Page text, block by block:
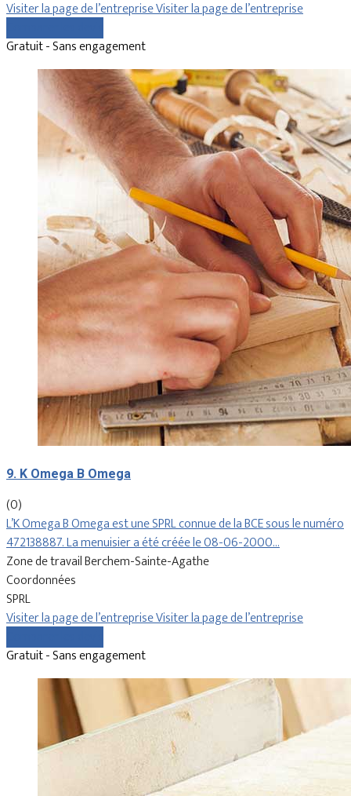
Visiter la page de l’entrepriseVisiter la page de l’entreprise
Gratuit - Sans engagement
9. K Omega B Omega
(0)
L’K Omega B Omega est une SPRL connue de la BCE sous le numéro
472138887. La menuisier a été créée le 08-06-2000…
Zone de travail Berchem-Sainte-Agathe
Coordonnées
SPRL
Visiter la page de l’entrepriseVisiter la page de l’entreprise
Gratuit - Sans engagement